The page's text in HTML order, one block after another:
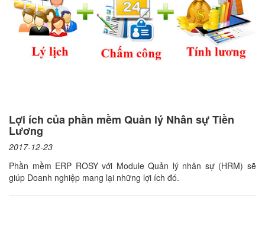
Lợi ích của phần mềm Quản lý Nhân sự Tiền
Lương
2017-12-23
Phần mềm ERP ROSY với Module Quản lý nhân sự (HRM) sẽ
giúp Doanh nghiệp mang lại những lợi ích đó.